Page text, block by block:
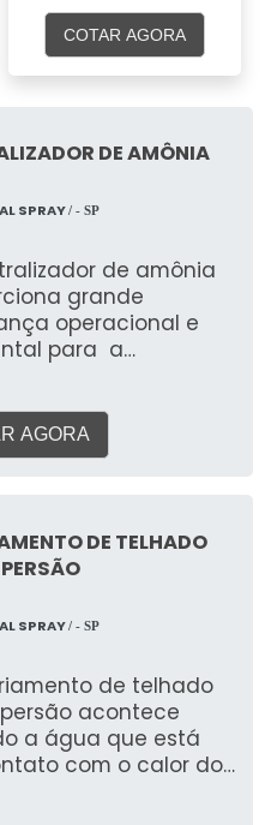
COTAR AGORA
DE AMÔNIA
SPRAY/ - SP
de amônia
grande
operacional e
para a
Logo, esse
pode estar
relevantes do
é
O uso acontece
de gases
como o gás cloro
no tratamento de
disso esse tipo
AGORA
DE TELHADO
SPRAY/ - SP
de telhado
acontece
a água que está
com o calor do